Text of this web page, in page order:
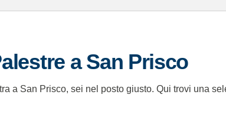
a San Prisco
a San Prisco, sei nel posto giusto. Qui trovi una